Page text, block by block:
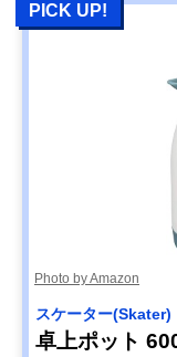
PICK UP!
Photo by Amazon
スケーター(Skater)
卓上ポット